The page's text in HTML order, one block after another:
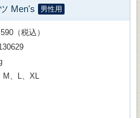
Men's 男性用
（税込）
M、L、XL